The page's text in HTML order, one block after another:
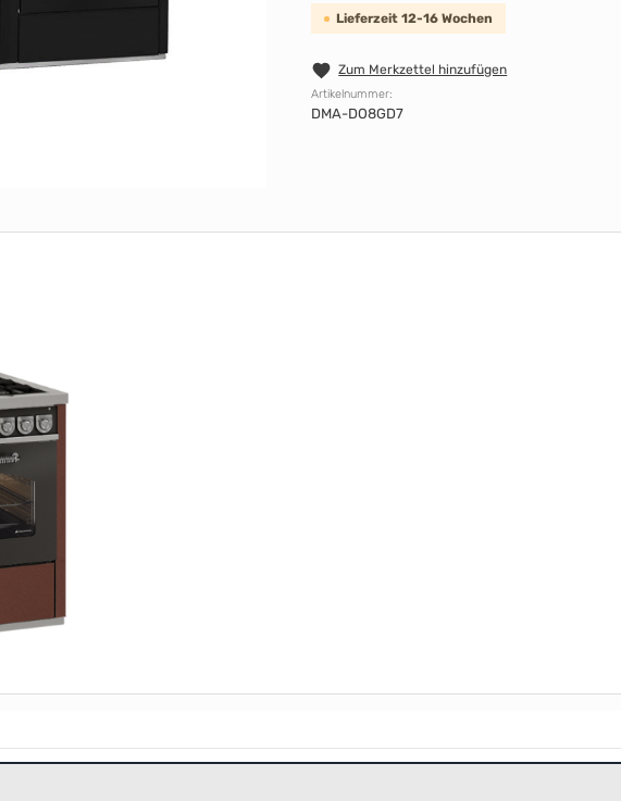
Lieferzeit 12-16 Wochen
Zum Merkzettel hinzufügen
Artikelnummer:
DMA-DO8GD7